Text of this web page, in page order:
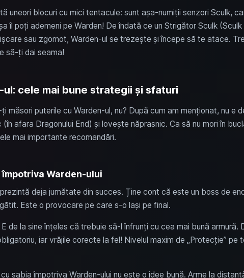
uneori blocuri cu mici tentacule: sunt așa-numiții senzori Sculk,
îl poți ademeni pe Warden! De îndată ce un Strigător Sculk
sau zgomot, Warden-ul se trezește și începe să te atace.
să-ți dai seama!
ul: cele mai bune strategii și sfaturi
măsori puterile cu Warden-ul, nu? După cum am menționat, nu e
afara Dragonului End) și lovește năprasnic. Ca să nu mori în
mai importante recomandări.
Warden-ului
deja jumătate din succes. Ține cont că este un boss de
Este o provocare pe care s-o lași pe final.
de la sine înțeles că trebuie să-l înfrunți cu cea mai bună armură.
iar vrăjile corecte la fel! Nivelul maxim de „Protecție” pe
sabia împotriva Warden-ului nu este o idee bună. Arme la